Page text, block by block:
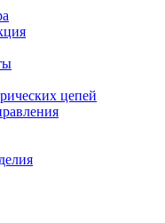
цепей